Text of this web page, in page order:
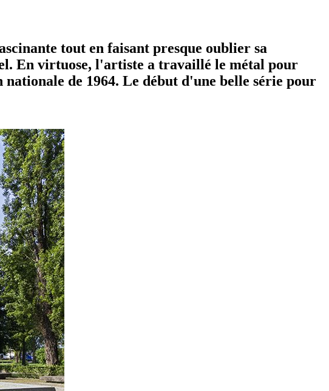
tout en faisant presque oublier sa
En virtuose, l'artiste a travaillé le métal pour
de 1964. Le début d'une belle série pour